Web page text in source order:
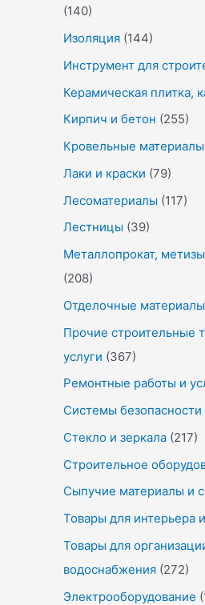
(140)
Изоляция (144)
Инструмент для
Керамическая плитка,
Кирпич и бетон (255)
Кровельные материалы
Лаки и краски (79)
Лесоматериалы (117)
Лестницы (39)
Металлопрокат,
(208)
Отделочные материалы
Прочие строительные
услуги (367)
Ремонтные работы и
Системы безопасности
Стекло и зеркала (217)
Строительное
Сыпучие материалы и
Товары для интерьера
Товары для
водоснабжения (272)
Электрооборудование